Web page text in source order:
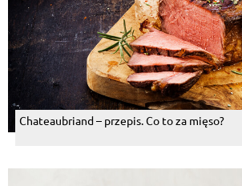
Chateaubriand – przepis. Co to za mięso?